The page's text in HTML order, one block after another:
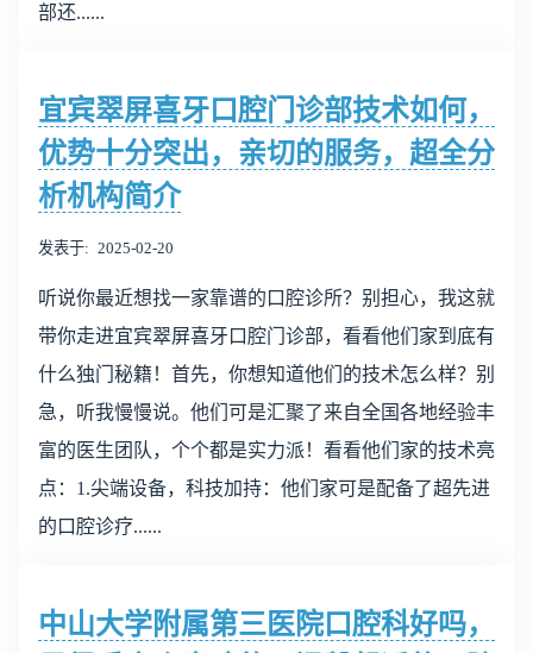
部还......
宜宾翠屏喜牙口腔门诊部技术如何，
优势十分突出，亲切的服务，超全分
析机构简介
发表于 2025-02-20
听说你最近想找一家靠谱的口腔诊所？别担心，我这就
带你走进宜宾翠屏喜牙口腔门诊部，看看他们家到底有
什么独门秘籍！首先，你想知道他们的技术怎么样？别
急，听我慢慢说。他们可是汇聚了来自全国各地经验丰
富的医生团队，个个都是实力派！看看他们家的技术亮
点：1.尖端设备，科技加持：他们家可是配备了超先进
的口腔诊疗......
中山大学附属第三医院口腔科好吗，